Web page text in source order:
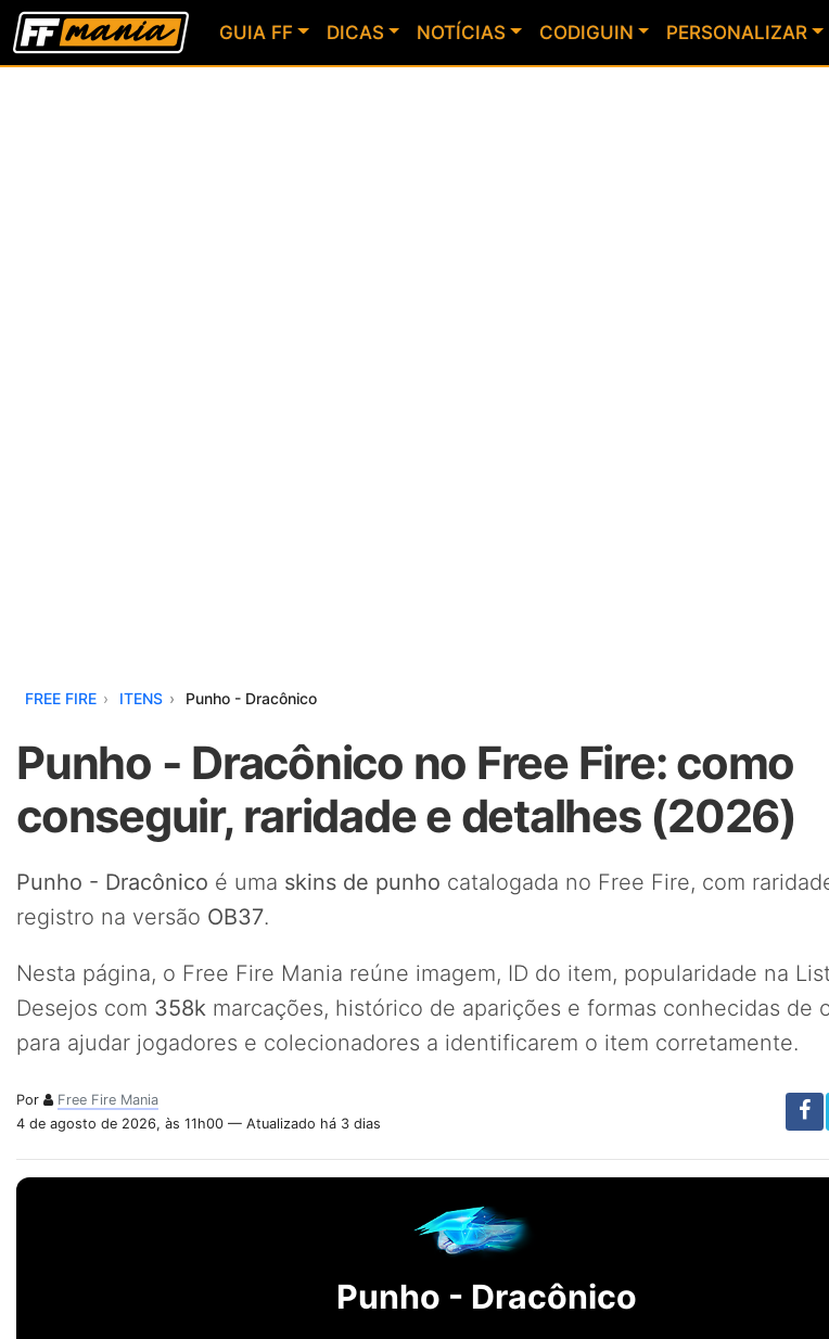
GUIA FF DICAS NOTÍCIAS CODIGUIN PERSONALIZAR
FREE FIRE ITENS Punho - Dracônico
Punho - Dracônico no Free Fire: como
conseguir, raridade e detalhes (2026)
Punho - Dracônico é uma skins de punho catalogada no Free Fire, com
registro na versão OB37.
Nesta página, o Free Fire Mania reúne imagem, ID do item, popularidade na
Desejos com 358k marcações, histórico de aparições e formas conhecidas de
para ajudar jogadores e colecionadores a identificarem o item corretamente.
Por
Free Fire Mania
4 de agosto de 2026, às 11h00 — Atualizado há 3 dias
Punho - Dracônico